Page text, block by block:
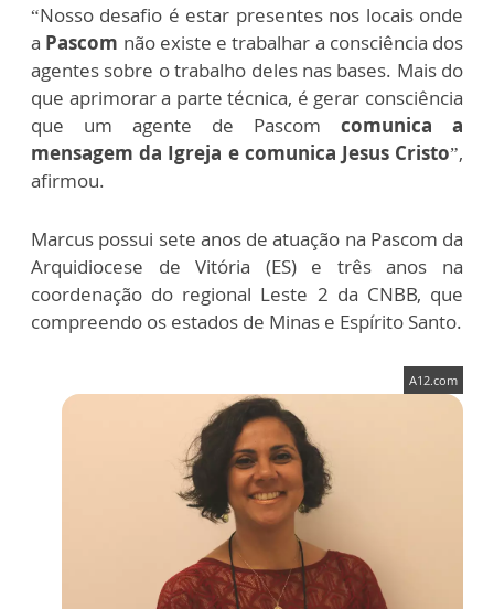
“Nosso desafio é estar presentes nos locais onde
a Pascom não existe e trabalhar a consciência dos
agentes sobre o trabalho deles nas bases. Mais do
que aprimorar a parte técnica, é gerar consciência
que um agente de Pascom comunica a
mensagem da Igreja e comunica Jesus Cristo”,
afirmou.
Marcus possui sete anos de atuação na Pascom da
Arquidiocese de Vitória (ES) e três anos na
coordenação do regional Leste 2 da CNBB, que
compreendo os estados de Minas e Espírito Santo.
A12.com